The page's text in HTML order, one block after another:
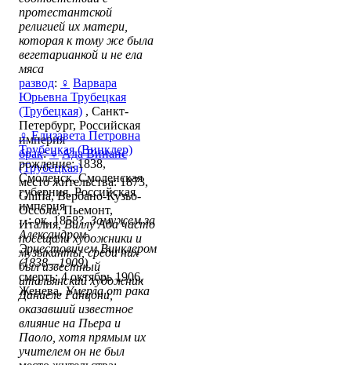
протестантской
религией их матери,
которая к тому же была
вегетарианкой и не ела
мяса
развод: ♀ Варвара
Юрьевна Трубецкая
(Трубецкая) , Санкт-
Петербург, Российская
империя
брак:♀ Ада Винанс
(Трубецкая)
место жительства: 1873,
Ghiffa, Вербано-Кузьо-
Оссола, Пьемонт,
Италия,Виллу Ада часто
посещали художники и
музыканты, среди них
был известный
итальянский художник
Даниеле Ранцони,
оказавший известное
влияние на Пьера и
Паоло, хотя прямым их
учителем он не был
♀ Елизавета Петровна
Трубецкая (Винклер)
рождение: 1838,
Смоленск, Смоленская
губерния, Российская
империя
...: ок. 1858?,Замужем за
Александром
Эрнестовичем Винклером
(1838—1909)
смерть: 4 октябрь 1906,
Женева, Умерла от рака